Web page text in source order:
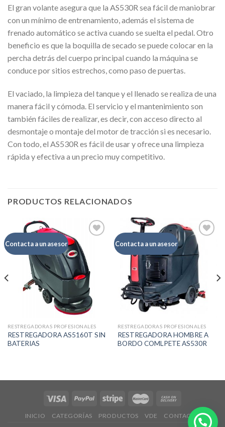
El gran volante asegura que la AS530R sea fácil de maniobrar
con un mínimo de entrenamiento, además el sistema de
frenado automático se activa cuando se suelta el pedal. Otro
beneficio es que la boquilla de secado se puede colocar en la
percha detrás del cuerpo principal cuando la máquina se
conduce por sitios estrechos, como paso de puertas.
El vaciado, la limpieza del tanque y el llenado se realiza de una
manera fácil y cómoda. El servicio y el mantenimiento son
también fáciles de realizar, es decir, con acceso directo al
desmontaje o montaje del motor de tracción si es necesario.
Con todo, el AS530R es fácil de usar y ofrece una limpieza
rápida y efectiva a un precio muy competitivo.
PRODUCTOS RELACIONADOS
Contacta a un asesor
lista de
deseos
RESTREGADORAS PROFESIONALES
RESTREGADORA AS5160T SIN
BATERIAS
Contacta a un asesor
Añadir
a la
lista de
RESTREGADORAS PROFESIONALES
RESTREGADORA HOMBRE A
BORDO COMLPETE AS530R
INICIO CATEGORÍAS PRODUCTOS VDE CONTACTO